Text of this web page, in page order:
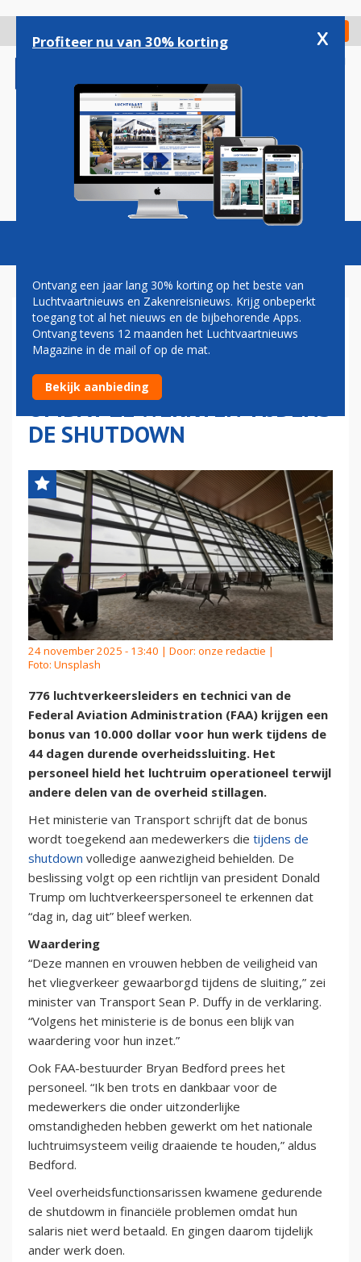
gaan
Check in
Magazine Podcasts Vacatures
776
LUCHTVERKEERSLEIDERS
KRIJGEN TRUMP-BONUS
OMDAT ZE WERKTEN TIJDENS
DE SHUTDOWN
24 november 2025 - 13:40 | Door: onze redactie |
Foto: Unsplash
776 luchtverkeersleiders en technici van de
Federal Aviation Administration (FAA) krijgen een
bonus van 10.000 dollar voor hun werk tijdens de
44 dagen durende overheidssluiting. Het
personeel hield het luchtruim operationeel terwijl
andere delen van de overheid stillagen.
Het ministerie van Transport schrijft dat de bonus
wordt toegekend aan medewerkers die tijdens de
shutdown volledige aanwezigheid behielden. De
beslissing volgt op een richtlijn van president Donald
Trump om luchtverkeerspersoneel te erkennen dat
“dag in, dag uit” bleef werken.
Waardering
“Deze mannen en vrouwen hebben de veiligheid van
het vliegverkeer gewaarborgd tijdens de sluiting,” zei
minister van Transport Sean P. Duffy in de verklaring.
“Volgens het ministerie is de bonus een blijk van
waardering voor hun inzet.”
Ook FAA-bestuurder Bryan Bedford prees het
personeel. “Ik ben trots en dankbaar voor de
medewerkers die onder uitzonderlijke
omstandigheden hebben gewerkt om het nationale
luchtruimsysteem veilig draaiende te houden,” aldus
Bedford.
Veel overheidsfunctionsarissen kwamene gedurende
de shutdowm in financiële problemen omdat hun
salaris niet werd betaald. En gingen daarom tijdelijk
ander werk doen.
Profiteer nu van 30% korting x
Ontvang een jaar lang 30% korting op het beste van
Luchtvaartnieuws en Zakenreisnieuws. Krijg onbeperkt
toegang tot al het nieuws en de bijbehorende Apps.
Ontvang tevens 12 maanden het Luchtvaartnieuws
Magazine in de mail of op de mat.
Bekijk aanbieding